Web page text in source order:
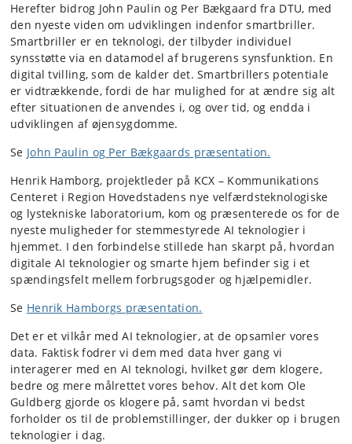
Herefter bidrog John Paulin og Per Bækgaard fra DTU, med
den nyeste viden om udviklingen indenfor smartbriller.
Smartbriller er en teknologi, der tilbyder individuel
synsstøtte via en datamodel af brugerens synsfunktion. En
digital tvilling, som de kalder det. Smartbrillers potentiale
er vidtrækkende, fordi de har mulighed for at ændre sig alt
efter situationen de anvendes i, og over tid, og endda i
udviklingen af øjensygdomme.
Se John Paulin og Per Bækgaards præsentation.
Henrik Hamborg, projektleder på KCX – Kommunikations
Centeret i Region Hovedstadens nye velfærdsteknologiske
og lystekniske laboratorium, kom og præsenterede os for de
nyeste muligheder for stemmestyrede AI teknologier i
hjemmet. I den forbindelse stillede han skarpt på, hvordan
digitale AI teknologier og smarte hjem befinder sig i et
spændingsfelt mellem forbrugsgoder og hjælpemidler.
Se Henrik Hamborgs præsentation.
Det er et vilkår med AI teknologier, at de opsamler vores
data. Faktisk fodrer vi dem med data hver gang vi
interagerer med en AI teknologi, hvilket gør dem klogere,
bedre og mere målrettet vores behov. Alt det kom Ole
Guldberg gjorde os klogere på, samt hvordan vi bedst
forholder os til de problemstillinger, der dukker op i brugen
teknologier i dag.